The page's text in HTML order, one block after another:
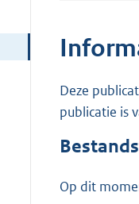
Deze
publicatie is
Op dit